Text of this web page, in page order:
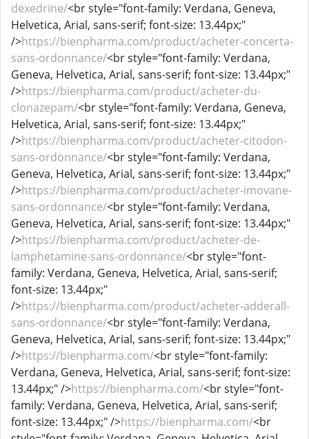
dexedrine/<br style="font-family: Verdana, Geneva,
Helvetica, Arial, sans-serif; font-size: 13.44px;"
/>https://bienpharma.com/product/acheter-concerta-
sans-ordonnance/<br style="font-family: Verdana,
Geneva, Helvetica, Arial, sans-serif; font-size: 13.44px;"
/>https://bienpharma.com/product/acheter-du-
clonazepam/<br style="font-family: Verdana, Geneva,
Helvetica, Arial, sans-serif; font-size: 13.44px;"
/>https://bienpharma.com/product/acheter-citodon-
sans-ordonnance/<br style="font-family: Verdana,
Geneva, Helvetica, Arial, sans-serif; font-size: 13.44px;"
/>https://bienpharma.com/product/acheter-imovane-
sans-ordonnance/<br style="font-family: Verdana,
Geneva, Helvetica, Arial, sans-serif; font-size: 13.44px;"
/>https://bienpharma.com/product/acheter-de-
lamphetamine-sans-ordonnance/<br style="font-
family: Verdana, Geneva, Helvetica, Arial, sans-serif;
font-size: 13.44px;"
/>https://bienpharma.com/product/acheter-adderall-
sans-ordonnance/<br style="font-family: Verdana,
Geneva, Helvetica, Arial, sans-serif; font-size: 13.44px;"
/>https://bienpharma.com/<br style="font-family:
Verdana, Geneva, Helvetica, Arial, sans-serif; font-size:
13.44px;" />https://bienpharma.com/<br style="font-
family: Verdana, Geneva, Helvetica, Arial, sans-serif;
font-size: 13.44px;" />https://bienpharma.com/<br